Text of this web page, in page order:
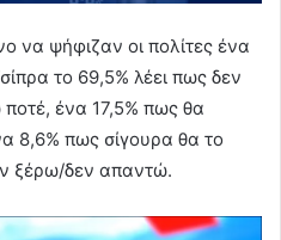
να ψήφιζαν οι πολίτες ένα
το 69,5% λέει πως δεν
ένα 17,5% πως θα
8,6% πως σίγουρα θα το
ξέρω/δεν απαντώ.